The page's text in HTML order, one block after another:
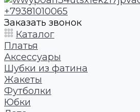
+79381010065
Заказать звонок
Каталог
Платья
Аксессуары
Шубки из фатина
Жакеты
Футболки
Юбки